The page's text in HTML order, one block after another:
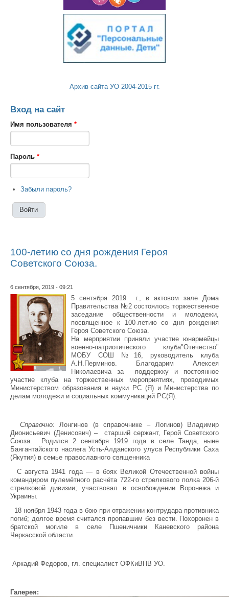
Архив сайта УО 2004-2015 гг.
Вход на сайт
Имя пользователя *
Пароль *
Забыли пароль?
100-летию со дня рождения Героя
Советского Союза.
6 сентября, 2019 - 09:21
5 сентября 2019 г., в актовом зале Дома
Правительства №2 состоялось торжественное
заседание общественности и молодежи,
посвященное к 100-летию со дня рождения
Героя Советского Союза.
На мерприятии приняли участие юнармейцы
военно-патриотического клуба"Отечество"
МОБУ СОШ №16, руководитель клуба
А.Н.Перминов. Благодарим Алексея
Николаевича за поддержку и постоянное
участие клуба на торжественных мероприятиях, проводимых
Министерством образования и науки РС (Я) и Министерства по
делам молодежи и социальных коммуникаций РС(Я).
Справочно:Лонгинов (в справочнике – Логинов) Владимир
Дионисьевич (Денисович) – старший сержант, Герой Советского
Союза. Родился 2 сентября 1919 года в селе Танда, ныне
Баягантайского наслега Усть-Алданского улуса Республики Саха
(Якутия) в семье православного священника
С августа 1941 года — в боях Великой Отечественной войны
командиром пулемётного расчёта 722-го стрелкового полка 206-й
стрелковой дивизии; участвовал в освобождении Воронежа и
Украины.
18 ноября 1943 года в бою при отражении контрудара противника
погиб; долгое время считался пропавшим без вести. Похоронен в
братской могиле в селе Пшеничники Каневского района
Черкасской области.
Аркадий Федоров, гл. специалист ОФКиВПВ УО.
Галерея: